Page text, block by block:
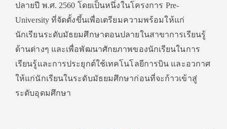
ปลายปี พ.ศ. 2560 โดยเป็นหนึ่งในโครงการ Pre-
University ที่จัดตั้งขึ้นเพื่อเตรียมความพร้อมให้แก่
นักเรียนระดับมัธยมศึกษาตอนปลายในสาขาการเรียนรู้
ด้านต่างๆ และเพื่อพัฒนาศักยภาพของนักเรียนในการ
เรียนรู้และการประยุกต์ใช้เทคโนโลยีการบิน และอวกาศ
ให้แก่นักเรียนในระดับมัธยมศึกษาก่อนที่จะก้าวเข้าสู่
ระดับอุดมศึกษา